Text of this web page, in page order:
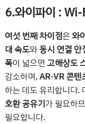
6.와이파이 :
여섯 번째 차이점은와
대 속도와동시 연결 안
폭이 넓으면 고해상도
감소하며,AR·VR 콘텐
하는 데도 유리합니다.
호환 공유기가 필요하
필요합니다.